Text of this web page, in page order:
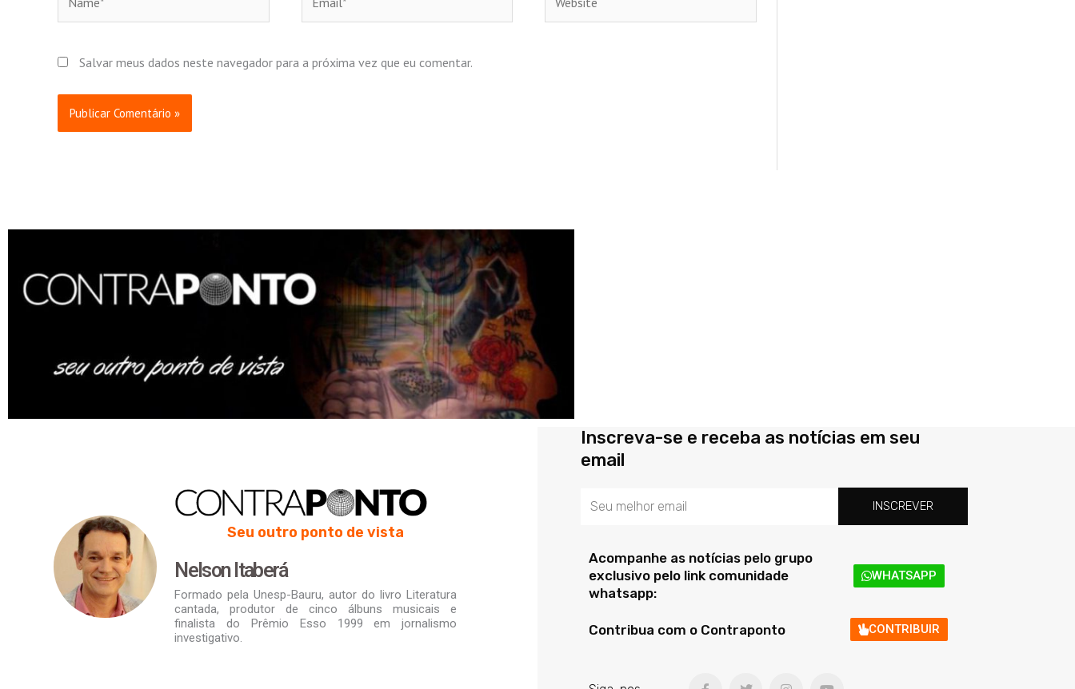
Salvar meus dados neste navegador para a próxima vez que eu comentar.
Seu outro ponto de vista
Nelson Itaberá
Formado pela Unesp-Bauru, autor do livro Literatura
cantada, produtor de cinco álbuns musicais e
finalista do Prêmio Esso 1999 em jornalismo
investigativo.
Inscreva-se e receba as notícias em seu
email
INSCREVER
Acompanhe as notícias pelo grupo
exclusivo pelo link comunidade
whatsapp:
WHATSAPP
Contribua com o Contraponto CONTRIBUIR